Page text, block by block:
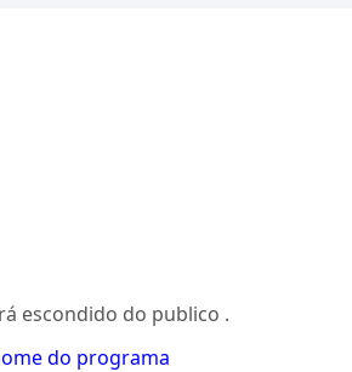
escondido do publico .
do programa